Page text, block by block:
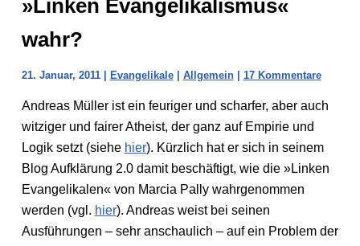
»Linken Evangelikalismus«
wahr?
21. Januar, 2011 | Evangelikale| Allgemein| 17 Kommentare
Andreas Müller ist ein feuriger und scharfer, aber auch
witziger und fairer Atheist, der ganz auf Empirie und
Logik setzt (siehe hier). Kürzlich hat er sich in seinem
Blog Aufklärung 2.0 damit beschäftigt, wie die »Linken
Evangelikalen« von Marcia Pally wahrgenommen
werden (vgl. hier). Andreas weist bei seinen
Ausführungen – sehr anschaulich – auf ein Problem der